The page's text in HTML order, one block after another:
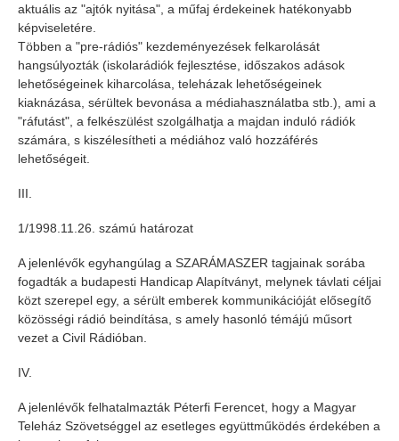
aktuális az "ajtók nyitása", a műfaj érdekeinek hatékonyabb
képviseletére.
Többen a "pre-rádiós" kezdeményezések felkarolását
hangsúlyozták (iskolarádiók fejlesztése, időszakos adások
lehetőségeinek kiharcolása, teleházak lehetőségeinek
kiaknázása, sérültek bevonása a médiahasználatba stb.), ami a
"ráfutást", a felkészülést szolgálhatja a majdan induló rádiók
számára, s kiszélesítheti a médiához való hozzáférés
lehetőségeit.
III.
1/1998.11.26. számú határozat
A jelenlévők egyhangúlag a SZARÁMASZER tagjainak sorába
fogadták a budapesti Handicap Alapítványt, melynek távlati céljai
közt szerepel egy, a sérült emberek kommunikációját elősegítő
közösségi rádió beindítása, s amely hasonló témájú műsort
vezet a Civil Rádióban.
IV.
A jelenlévők felhatalmazták Péterfi Ferencet, hogy a Magyar
Teleház Szövetséggel az esetleges együttműködés érdekében a